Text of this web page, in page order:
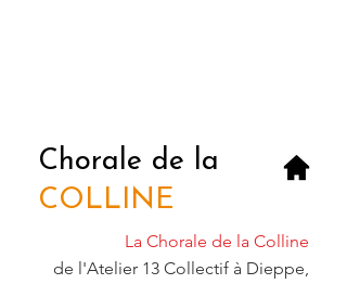
Chorale de la
COLLINE
La Chorale de la Colline
de l'Atelier 13 Collectif à Dieppe,